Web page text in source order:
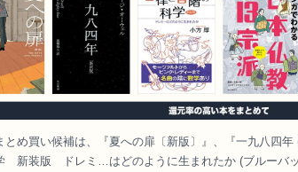
とめ買い候補は、『夏への扉〔新版〕』、『一九八四
新装版 ドレミ…はどのように生まれたか (ブルーバ